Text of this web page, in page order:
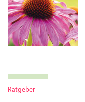
Ratgeber